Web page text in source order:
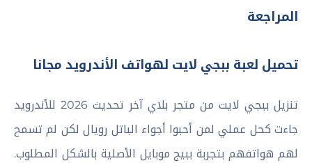
المراجعة
تحميل لعبة ببجي لايت لهواتف الأندرويد مجانا
تنزيل ببجي لايت من متجر بلاي آخر تحديث 2026 للأندرويد
جاءت كحل عملي لمن أحبوا أجواء الباتل رويال لكن لم تسمح
لهم هواتفهم بتجربة ببيج موبايل الأصلية بالشكل المطلوب.